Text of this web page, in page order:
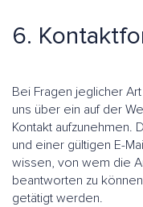
6.
Bei Fragen jeglicher
uns über ein auf der
Kontakt aufzunehmen.
und einer gültigen E-
wissen, von wem die
beantworten zu
getätigt werden.